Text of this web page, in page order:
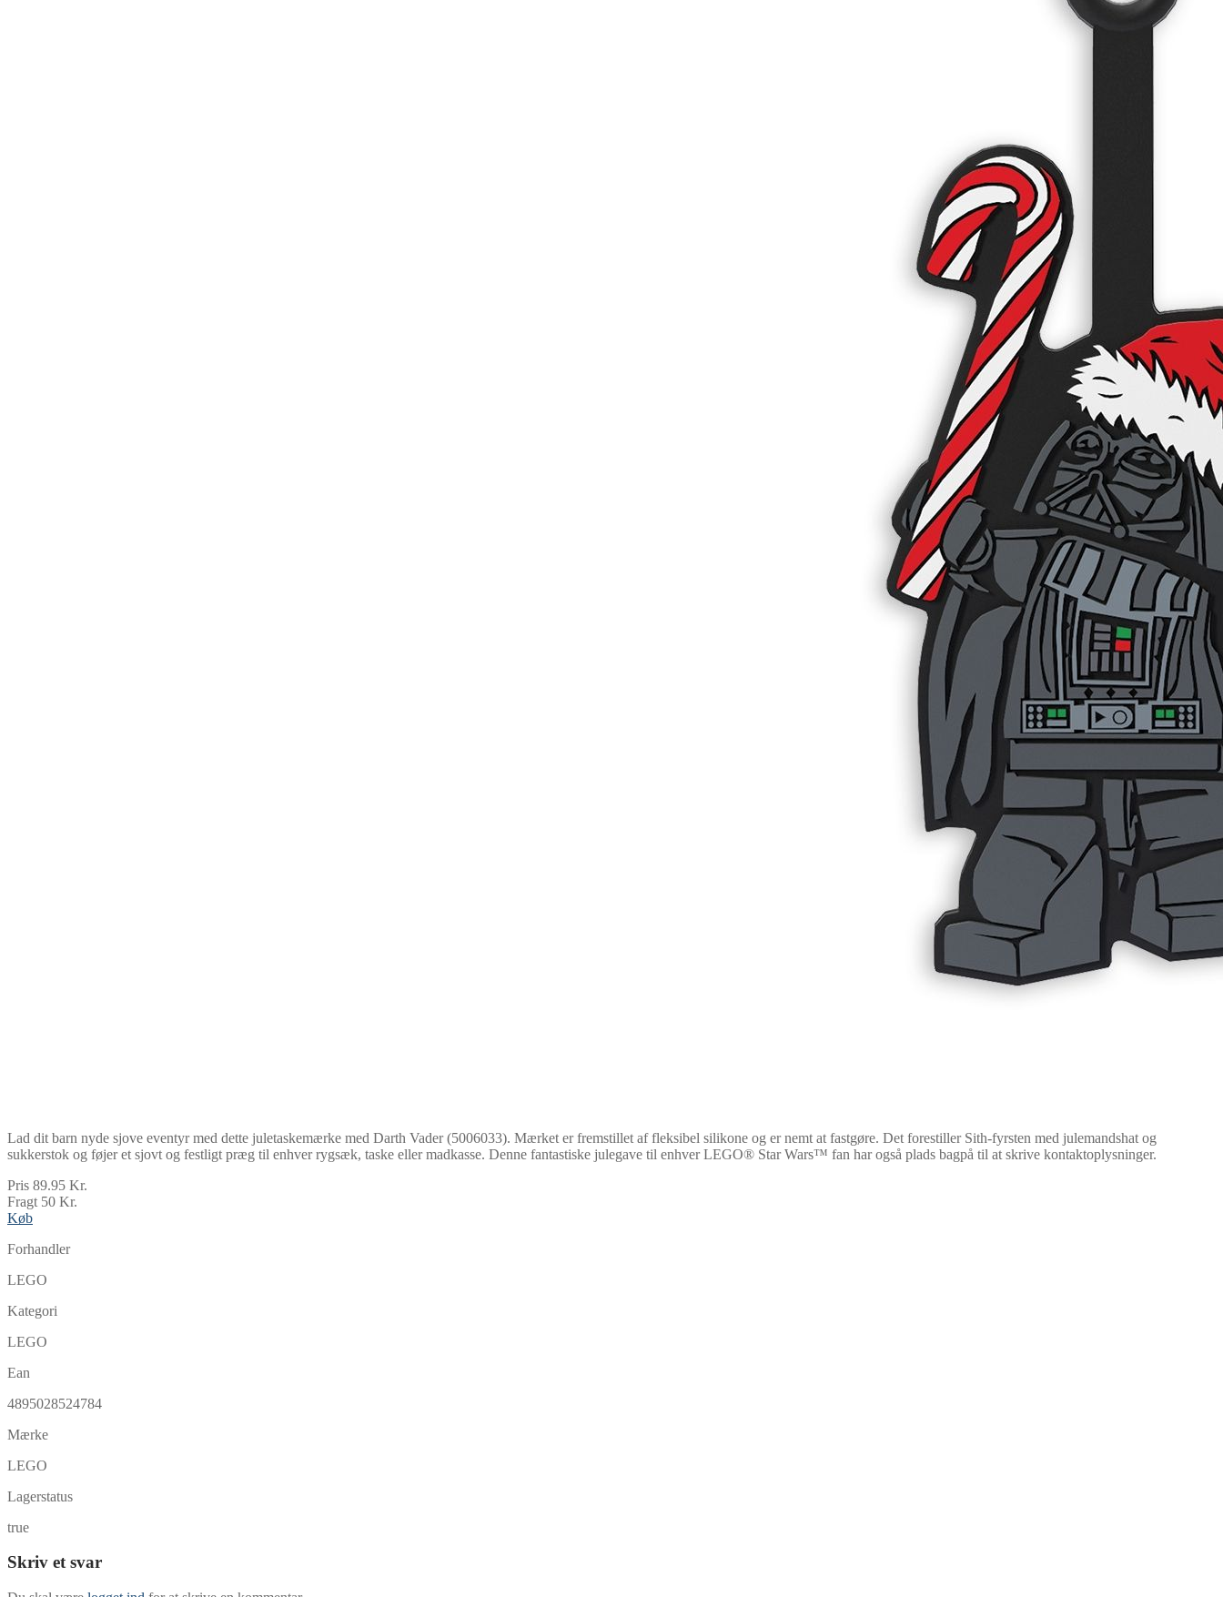
Lad dit barn nyde sjove eventyr med dette juletaskemærke med Darth Vader (5006033). Mærket er fremstillet af fleksibel silikone og er nemt at fastgøre. Det forestiller Sith-fyrsten med julemandshat og
sukkerstok og føjer et sjovt og festligt præg til enhver rygsæk, taske eller madkasse. Denne fantastiske julegave til enhver LEGO® Star Wars™ fan har også plads bagpå til at skrive kontaktoplysninger.
Pris 89.95 Kr.
Fragt 50 Kr.
Køb
Forhandler
LEGO
Kategori
LEGO
Ean
4895028524784
Mærke
LEGO
Lagerstatus
true
Skriv et svar